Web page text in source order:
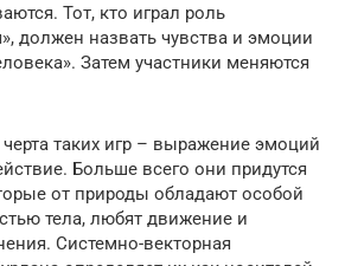
Тот, кто играл роль
должен назвать чувства и эмоции
Затем участники меняются
таких игр – выражение эмоций
Больше всего они придутся
от природы обладают особой
тела, любят движение и
Системно-векторная